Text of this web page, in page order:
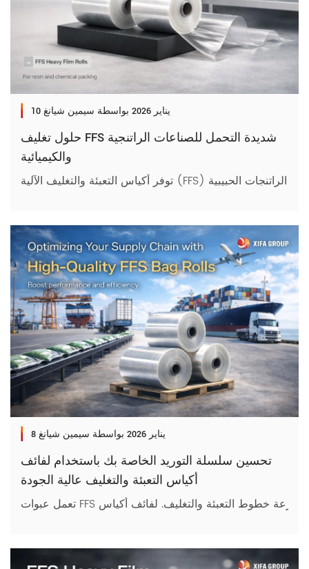
10 يناير 2026 بواسطة سيمين شيانغ
حلول تغليف FFS شديدة التحمل للصناعات الراتنجية
والكيميائية
8 يناير 2026 بواسطة سيمين شيانغ
تحسين سلسلة التوريد الخاصة بك باستخدام لفائف
أكياس التعبئة والتغليف عالية الجودة